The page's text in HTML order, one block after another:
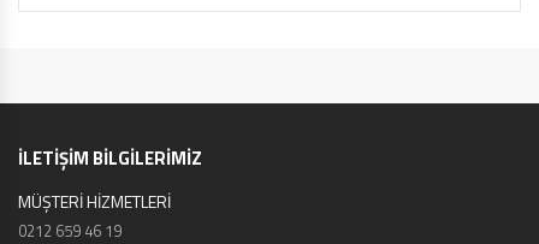
İLETİŞİM BİLGİLERİMİZ
MÜŞTERİ HİZMETLERİ
0212 659 46 19